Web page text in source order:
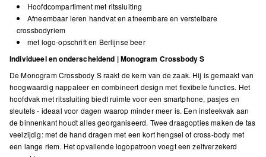
Hoofdcompartiment met ritssluiting
Afneembaar leren handvat en afneembare en verstelbare
crossbodyriem
met logo-opschrift en Berlijnse beer
Individueel en onderscheidend | Monogram Crossbody S
De Monogram Crossbody S raakt de kern van de zaak. Hij is gemaakt van
hoogwaardig nappaleer en combineert design met flexibele functies. Het
hoofdvak met ritssluiting biedt ruimte voor een smartphone, pasjes en
sleutels - ideaal voor dagen waarop minder meer is. Een insteekvak aan
de binnenkant houdt alles georganiseerd. Twee draagopties maken de tas
veelzijdig: met de hand dragen met een kort hengsel of cross-body met
een lange riem. Het opvallende logopatroon voegt een zelfverzekerd